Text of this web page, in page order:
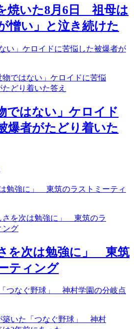
焼いた8月6日 祖母は
憎い」と泣き続けた
い」ケロイドに苦悩した被爆者が
ではない」ケロイド
爆者がたどり着いた
勉強に」 東筑のラストミーティ
を次は勉強に」 東筑
ティング
つなぐ野球」 神村学園の分岐点